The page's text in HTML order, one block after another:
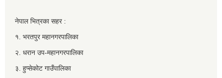
नेपाल भित्रका सहर :
१. भरतपुर महानगरपालिका
२. धरान उप-महानगरपालिका
३. हुप्सेकोट गाउँपालिका